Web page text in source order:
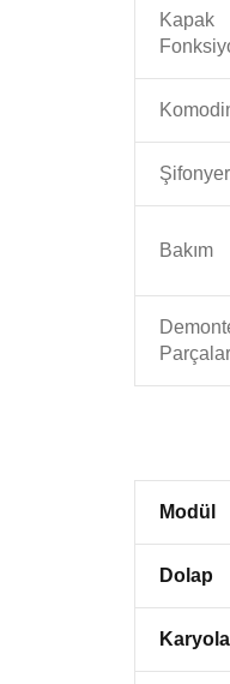
Kapak
Şifonyer
Bakım
Parçalar
Modül
Dolap
Karyola